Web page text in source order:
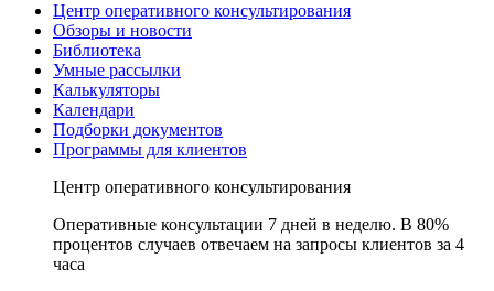
Центр оперативного консультирования
Обзоры и новости
Библиотека
Умные рассылки
Калькуляторы
Календари
Подборки документов
Программы для клиентов
Центр оперативного консультирования
Оперативные консультации 7 дней в неделю. В 80%
процентов случаев отвечаем на запросы клиентов за 4
часа